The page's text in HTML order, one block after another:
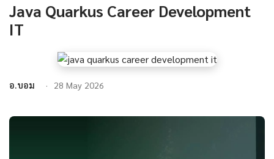
Java Quarkus Career Development
IT
อ.บอม 28 May 2026